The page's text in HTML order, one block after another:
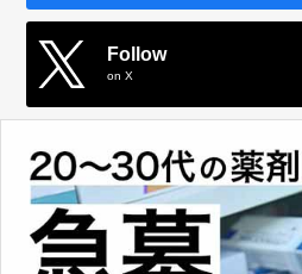
Follow
on X